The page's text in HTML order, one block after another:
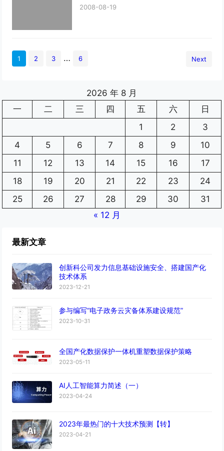
2008-08-19
1 2 3 … 6 Next
2026 年 8 月
一
二 三 四 五 六
日
1
2
3
4
5 6 7 8 9
10
11
12 13 14 15 16
17
18
19 20 21 22 23
24
25
26 27 28 29 30
31
« 12 月
最新文章
创新科公司发力信息基础设施安全、搭建国产化
技术体系
2023-12-21
参与编写“电子政务云灾备体系建设规范”
2023-10-31
全国产化数据保护一体机重塑数据保护策略
2023-05-11
AI人工智能算力简述（一）
2023-04-24
2023年最热门的十大技术预测【转】
2023-04-21